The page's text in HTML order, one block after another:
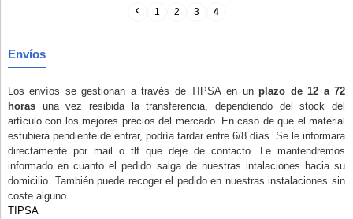
1 2 3 4
Envíos
Los envíos se gestionan a través de TIPSA en unplazo de 12 a 72
horas una vez resibida la transferencia, dependiendo del stock del
artículo con los mejores precios del mercado. En caso de que el material
estubiera pendiente de entrar, podría tardar entre 6/8 días. Se le informara
directamente por mail o tlf que deje de contacto. Le mantendremos
informado en cuanto el pedido salga de nuestras intalaciones hacia su
domicilio. También puede recoger el pedido en nuestras instalaciones sin
coste alguno.
TIPSA